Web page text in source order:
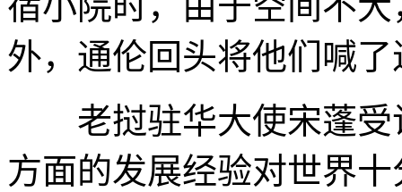
外，通伦回头将他们喊
老挝驻华大使宋蓬受
方面的发展经验对世界